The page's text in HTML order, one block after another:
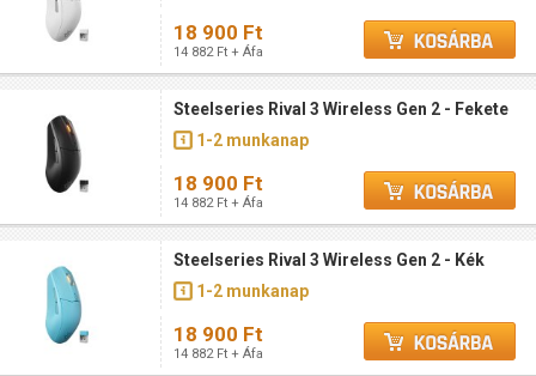
18 900 Ft
14 882 Ft + Áfa
Steelseries Rival 3 Wireless Gen 2 - Fekete
1-2 munkanap
18 900 Ft
14 882 Ft + Áfa
Steelseries Rival 3 Wireless Gen 2 - Kék
1-2 munkanap
18 900 Ft
14 882 Ft + Áfa